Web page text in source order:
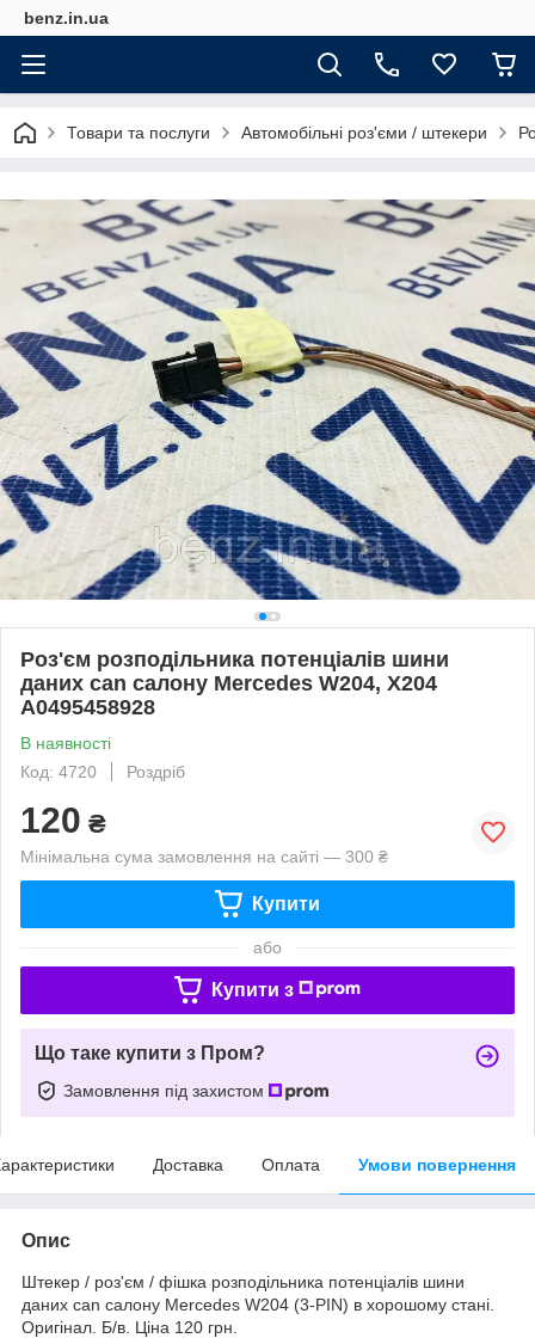
benz.in.ua
Товари та послуги Автомобільні роз'єми / штекери
Роз'єм розподільника потенціалів шини
даних can салону Mercedes W204, X204
A0495458928
В наявності
Код: 4720
Роздріб
120 ₴
Мінімальна сума замовлення на сайті — 300 ₴
Купити
або
Купити з
Що таке купити з Пром?
Замовлення під захистом
Доставка Оплата Умови повернення
Опис
Штекер / роз'єм / фішка розподільника потенціалів шини
даних can салону Mercedes W204 (3-PIN) в хорошому стані.
Оригінал. Б/в. Ціна 120 грн.